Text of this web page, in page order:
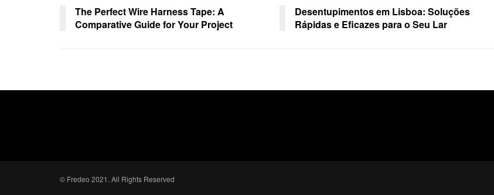
The Perfect Wire Harness Tape: A
Comparative Guide for Your Project
Desentupimentos em Lisboa: Soluções
Rápidas e Eficazes para o Seu Lar
© Fredeo 2021. All Rights Reserved